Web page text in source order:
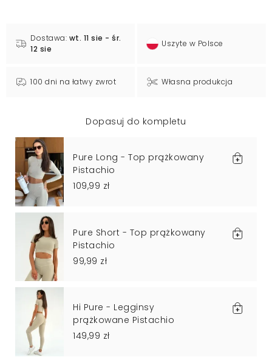
Dostawa: wt. 11 sie - śr.
12 sie
Uszyte w Polsce
100 dni na łatwy zwrot Własna produkcja
Dopasuj do kompletu
Pure Long - Top prążkowany
Pistachio
109,99 zł
Pure Short - Top prążkowany
Pistachio
99,99 zł
Hi Pure - Legginsy
prążkowane Pistachio
149,99 zł